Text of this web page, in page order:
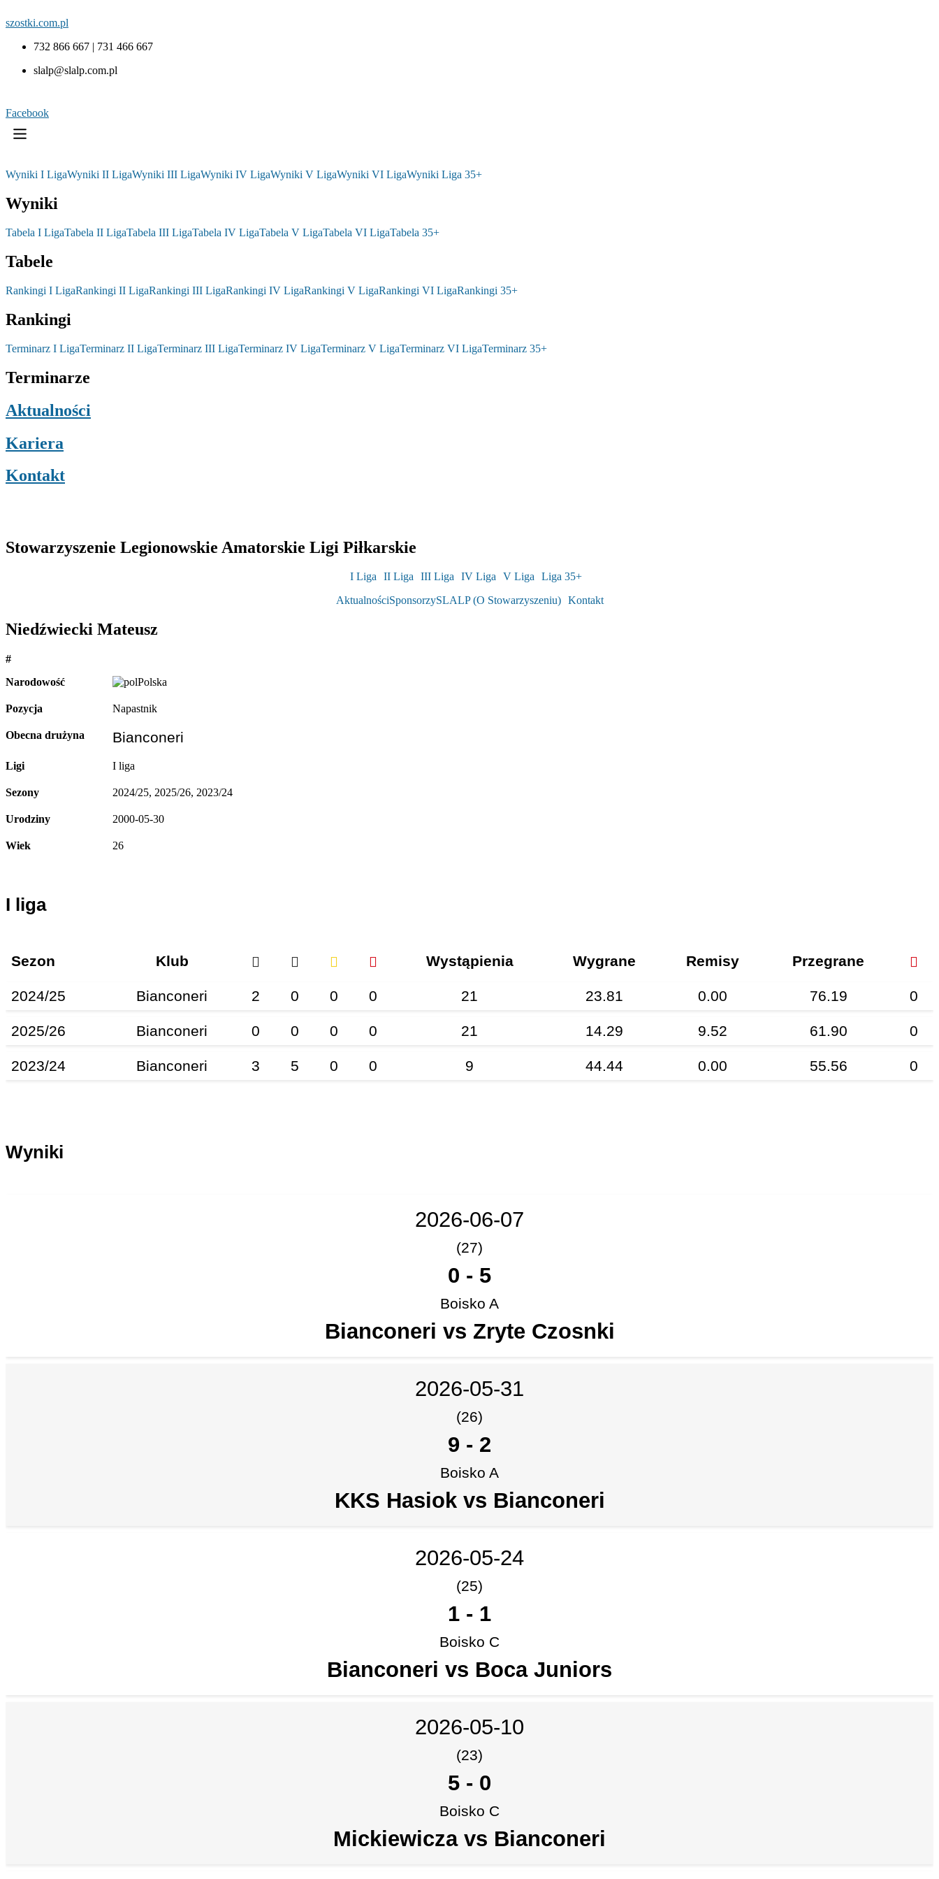
szostki.com.pl
732 866 667 | 731 466 667
slalp@slalp.com.pl
Facebook
Wyniki I LigaWyniki II LigaWyniki III LigaWyniki IV LigaWyniki V LigaWyniki VI LigaWyniki Liga 35+
Wyniki
Tabela I LigaTabela II LigaTabela III LigaTabela IV LigaTabela V LigaTabela VI LigaTabela 35+
Tabele
Rankingi I LigaRankingi II LigaRankingi III LigaRankingi IV LigaRankingi V LigaRankingi VI LigaRankingi 35+
Rankingi
Terminarz I LigaTerminarz II LigaTerminarz III LigaTerminarz IV LigaTerminarz V LigaTerminarz VI LigaTerminarz 35+
Terminarze
Aktualności
Kariera
Kontakt
Stowarzyszenie Legionowskie Amatorskie Ligi Piłkarskie
I Liga II Liga III Liga IV Liga V Liga
Liga 35+
AktualnościSponsorzySLALP (O Stowarzyszeniu) Kontakt
Niedźwiecki Mateusz
#
Narodowość
Polska
Pozycja Napastnik
Obecna drużyna Bianconeri
Ligi I liga
Sezony 2024/25, 2025/26, 2023/24
Urodziny 2000-05-30
Wiek 26
I liga
Sezon Klub Wystąpienia Wygrane Remisy Przegrane
2024/25 Bianconeri 2 0 0 0 21 23.81 0.00 76.19 0
2025/26 Bianconeri 0 0 0 0 21 14.29 9.52 61.90 0
2023/24 Bianconeri 3 5 0 0 9 44.44 0.00 55.56 0
Wyniki
2026-06-07
(27)
0 - 5
Boisko A
Bianconeri vs Zryte Czosnki
2026-05-31
(26)
9 - 2
Boisko A
KKS Hasiok vs Bianconeri
2026-05-24
(25)
1 - 1
Boisko C
Bianconeri vs Boca Juniors
2026-05-10
(23)
5 - 0
Boisko C
Mickiewicza vs Bianconeri